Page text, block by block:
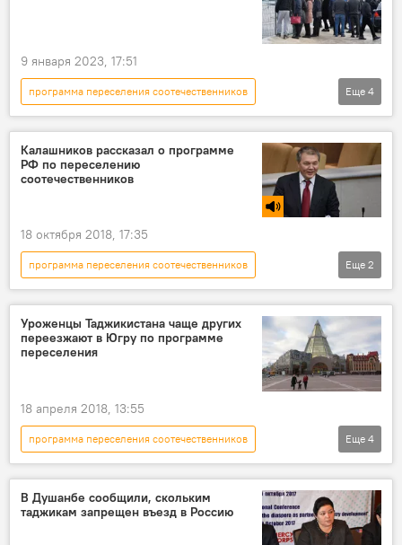
9 января 2023, 17:51
программа переселения соотечественников
Миграция
Россия
Таджикистан
Новости мигрантов из Центральной Азии в России
Еще 4
Калашников рассказал о программе
РФ по переселению
соотечественников
18 октября 2018, 17:35
программа переселения соотечественников
Радио
соотечественники Россия
Еще 2
Уроженцы Таджикистана чаще других
переезжают в Югру по программе
переселения
18 апреля 2018, 13:55
программа переселения соотечественников
Все новости
Миграция
Новости мигрантов из Центральной Азии в России
Югра
Еще 4
В Душанбе сообщили, скольким
таджикам запрещен въезд в Россию